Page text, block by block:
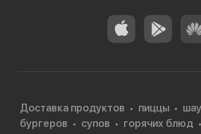
Доставка продуктов пиццы
бургеров
супов горячих блюд